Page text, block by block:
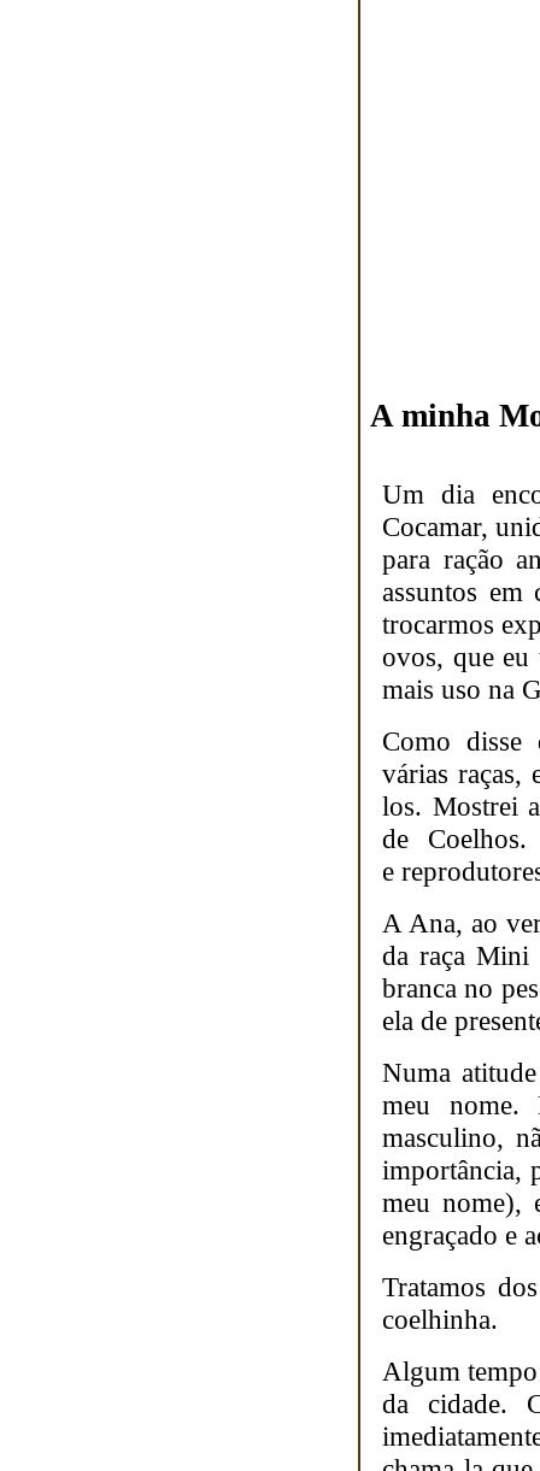
A minha
Um dia
Cocamar,
para ração
assuntos
trocarmos
ovos, que eu
mais uso na
Como disse
várias raças,
los. Mostrei
de
e
A Ana, ao
da raça Mini
branca no
ela de
Numa
meu
masculino,
importância,
meu nome),
engraçado e
Tratamos
coelhinha.
Algum
da cidade.